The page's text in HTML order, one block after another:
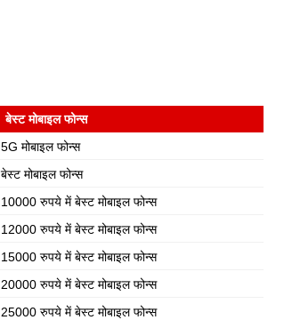
बेस्ट मोबाइल फोन्स
5G मोबाइल फोन्स
बेस्ट मोबाइल फोन्स
10000 रुपये में बेस्ट मोबाइल फोन्स
12000 रुपये में बेस्ट मोबाइल फोन्स
15000 रुपये में बेस्ट मोबाइल फोन्स
20000 रुपये में बेस्ट मोबाइल फोन्स
25000 रुपये में बेस्ट मोबाइल फोन्स